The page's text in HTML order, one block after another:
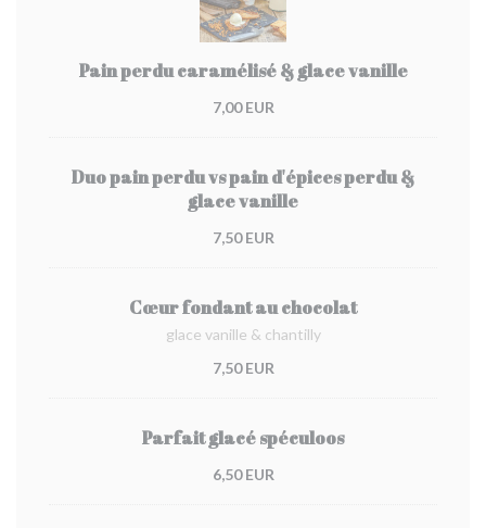
Pain perdu caramélisé & glace vanille
7,00 EUR
Duo pain perdu vs pain d'épices perdu &
glace vanille
7,50 EUR
Cœur fondant au chocolat
glace vanille & chantilly
7,50 EUR
Parfait glacé spéculoos
6,50 EUR